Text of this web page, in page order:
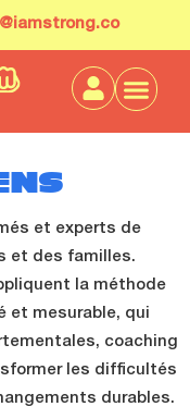
et experts de
et des familles.
la méthode
et mesurable, qui
coaching
les difficultés
durables.